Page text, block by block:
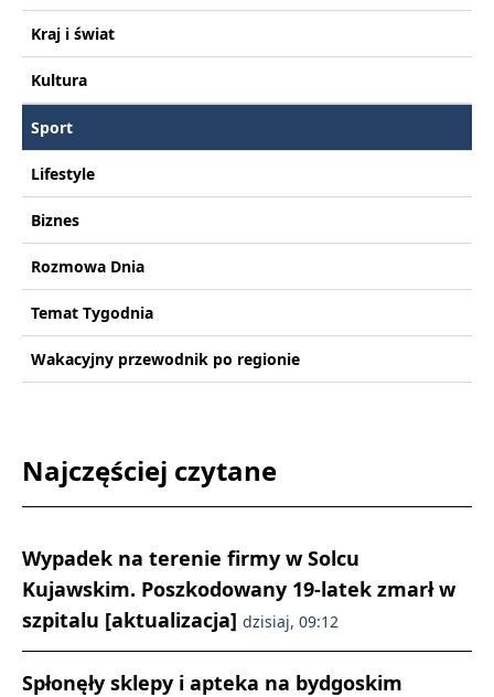
Kraj i świat
Kultura
Sport
Lifestyle
Biznes
Rozmowa Dnia
Temat Tygodnia
Wakacyjny przewodnik po regionie
Najczęściej czytane
Wypadek na terenie firmy w Solcu
Kujawskim. Poszkodowany 19-latek zmarł w
szpitalu [aktualizacja] dzisiaj, 09:12
Spłonęły sklepy i apteka na bydgoskim